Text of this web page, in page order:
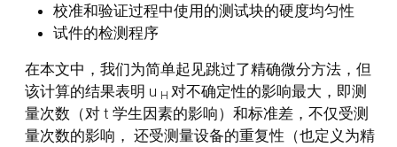
校准和验证过程中使用的测试块的硬度均匀性
试件的检测程序
在本文中，我们为简单起见跳过了精确微分方法，但
该计算的结果表明 u H 对不确定性的影响最大，即测
量次数（对 t 学生因素的影响）和标准差，不仅受测
量次数的影响， 还受测量设备的重复性（也定义为精